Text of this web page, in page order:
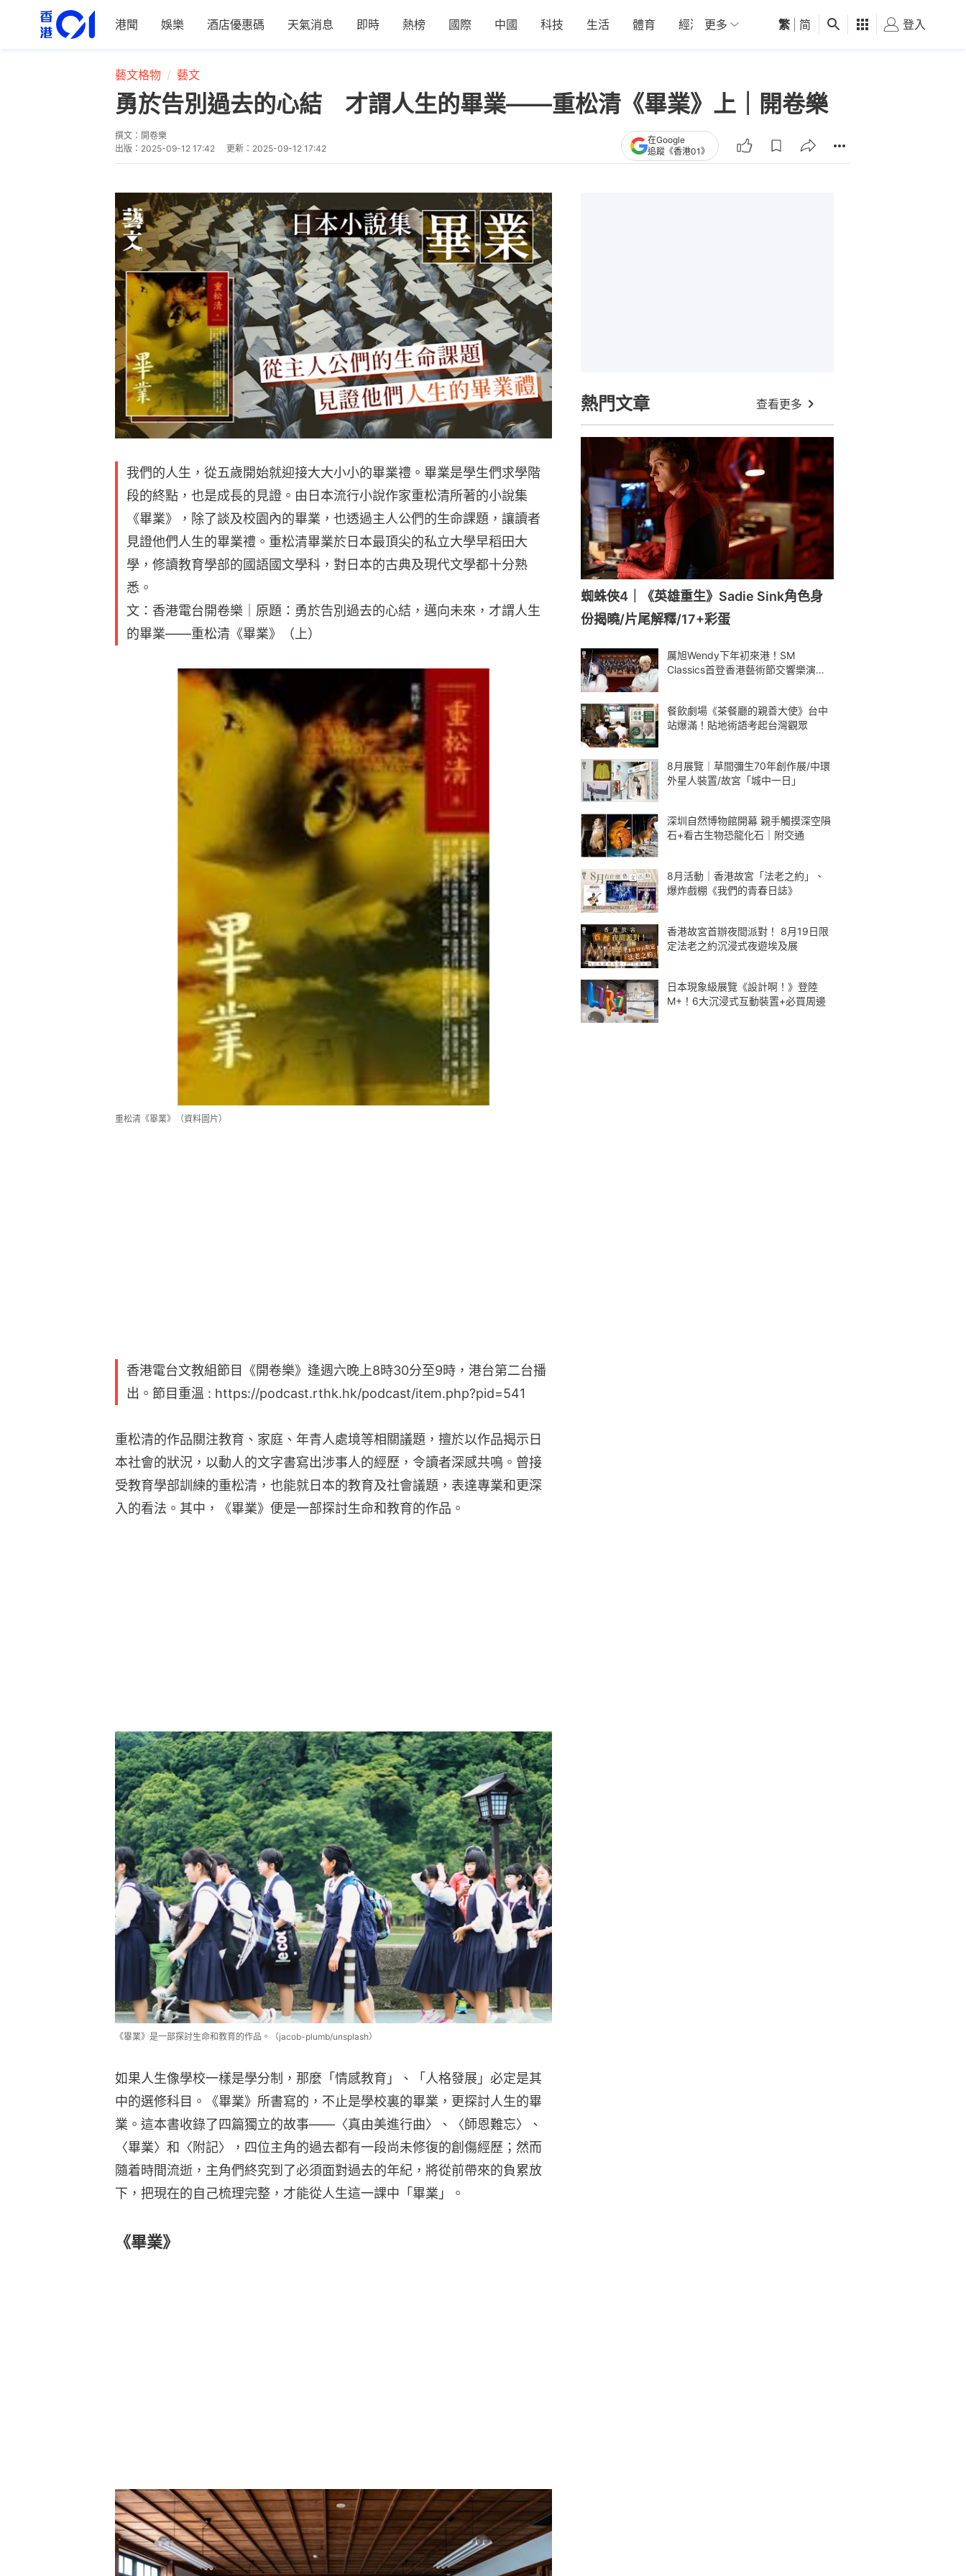
港聞 娛樂 酒店優惠碼 天氣消息 即時 熱榜 國際 中國 科技 生活 體育 經濟 01深圳 觀點 健康 好食玩飛
更多 繁 简 登入
藝文格物 藝文
勇於告別過去的心結 才謂人生的畢業——重松清《畢業》上｜開卷樂
撰文： 開卷樂
出版： 2025-09-12 17:42 更新： 2025-09-12 17:42
在Google
追蹤《香港01》
我們的人生，從五歲開始就迎接大大小小的畢業禮。畢業是學生們求學階
段的終點，也是成長的見證。由日本流行小說作家重松清所著的小說集
《畢業》，除了談及校園內的畢業，也透過主人公們的生命課題，讓讀者
見證他們人生的畢業禮。重松清畢業於日本最頂尖的私立大學早稻田大
學，修讀教育學部的國語國文學科，對日本的古典及現代文學都十分熟
悉。
文：香港電台開卷樂｜原題：勇於告別過去的心結，邁向未來，才謂人生
的畢業——重松清《畢業》（上）
重松清《畢業》（資料圖片）
香港電台文教組節目《開卷樂》逢週六晚上8時30分至9時，港台第二台播
出。節目重溫 : https://podcast.rthk.hk/podcast/item.php?pid=541
重松清的作品關注教育、家庭、年青人處境等相關議題，擅於以作品揭示日
本社會的狀況，以動人的文字書寫出涉事人的經歷，令讀者深感共鳴。曾接
受教育學部訓練的重松清，也能就日本的教育及社會議題，表達專業和更深
入的看法。其中，《畢業》便是一部探討生命和教育的作品。
《畢業》是一部探討生命和教育的作品。（jacob-plumb/unsplash）
如果人生像學校一樣是學分制，那麼「情感教育」、「人格發展」必定是其
中的選修科目。《畢業》所書寫的，不止是學校裏的畢業，更探討人生的畢
業。這本書收錄了四篇獨立的故事——〈真由美進行曲〉、〈師恩難忘〉、
〈畢業〉和〈附記〉，四位主角的過去都有一段尚未修復的創傷經歷；然而
隨着時間流逝，主角們終究到了必須面對過去的年紀，將從前帶來的負累放
下，把現在的自己梳理完整，才能從人生這一課中「畢業」。
《畢業》
熱門文章 查看更多
蜘蛛俠4｜《英雄重生》Sadie Sink角色身
份揭曉/片尾解釋/17+彩蛋
厲旭Wendy下年初來港！SM
Classics首登香港藝術節交響樂演繹
餐飲劇場《茶餐廳的親善大使》台中
站爆滿！貼地術語考起台灣觀眾
8月展覽｜草間彌生70年創作展/中環
外星人裝置/故宮「城中一日」
深圳自然博物館開幕 親手觸摸深空隕
石+看古生物恐龍化石｜附交通
8月活動｜香港故宮「法老之約」、
爆炸戲棚《我們的青春日誌》
香港故宮首辦夜間派對！ 8月19日限
定法老之約沉浸式夜遊埃及展
日本現象級展覽《設計啊！》登陸
M+！6大沉浸式互動裝置+必買周邊